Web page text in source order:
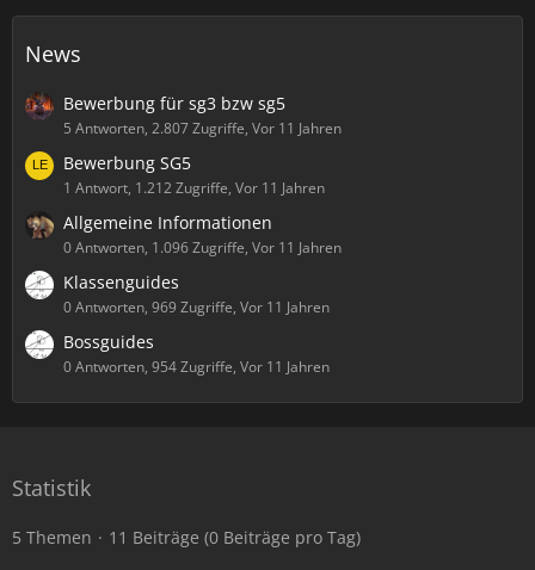
News
Bewerbung für sg3 bzw sg5
5 Antworten, 2.807 Zugriffe, Vor 11 Jahren
Bewerbung SG5
1 Antwort, 1.212 Zugriffe, Vor 11 Jahren
Allgemeine Informationen
0 Antworten, 1.096 Zugriffe, Vor 11 Jahren
Klassenguides
0 Antworten, 969 Zugriffe, Vor 11 Jahren
Bossguides
0 Antworten, 954 Zugriffe, Vor 11 Jahren
Statistik
5 Themen 11 Beiträge (0 Beiträge pro Tag)